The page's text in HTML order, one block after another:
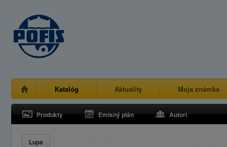
Katalóg Aktuality Moja známka
Produkty Emisný plán Autori
Lupa